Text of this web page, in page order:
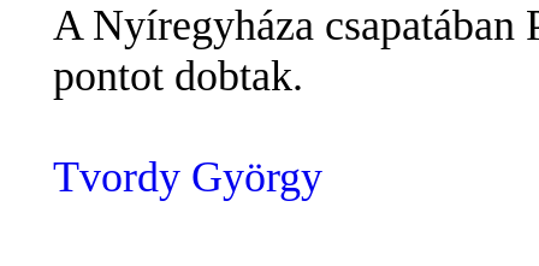
A Nyíregyháza csapatában
pontot dobtak.
Tvordy György